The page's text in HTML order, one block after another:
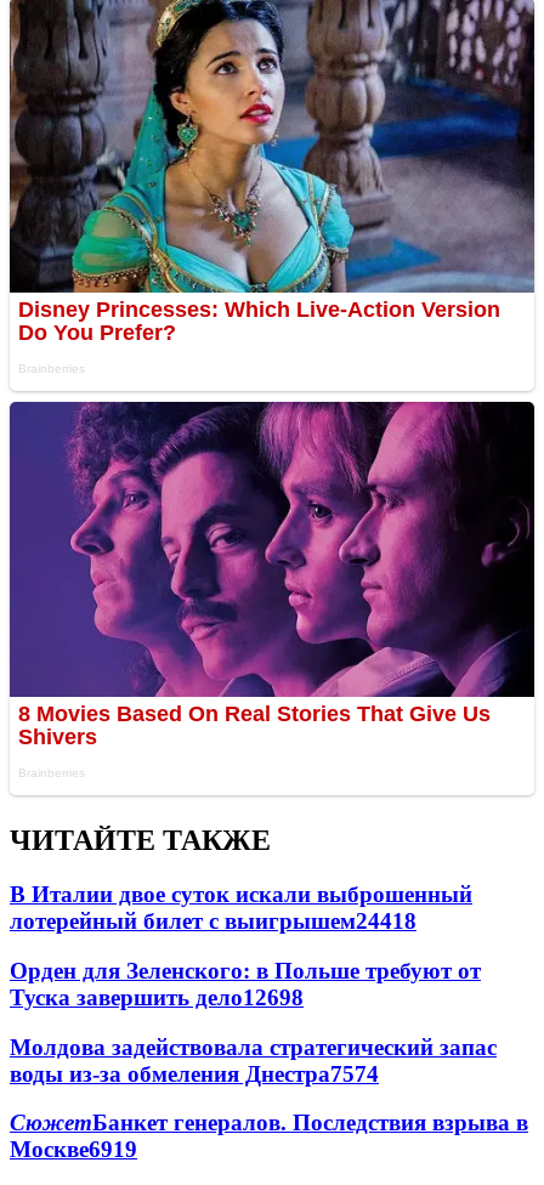
ЧИТАЙТЕ ТАКЖЕ
В Италии двое суток искали выброшенный
лотерейный билет с выигрышем24418
Орден для Зеленского: в Польше требуют от
Туска завершить дело12698
Молдова задействовала стратегический запас
воды из-за обмеления Днестра7574
СюжетБанкет генералов. Последствия взрыва в
Москве6919